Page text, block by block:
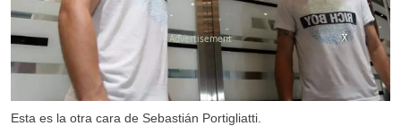
Esta es la otra cara de Sebastián Portigliatti.
X
X
X
X